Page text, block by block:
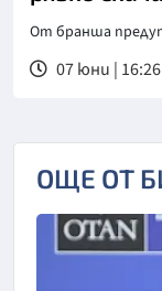
От бранша
07 юни | 16:26
ОЩЕ ОТ